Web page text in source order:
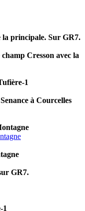
la principale. Sur GR7.
Cresson avec la
1
à Courcelles
GR7.
1